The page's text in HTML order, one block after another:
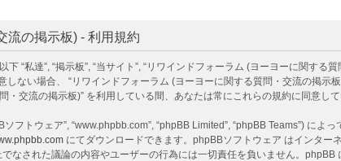
流の掲示板) - 利用規約
“私達”, “掲示板”, “当サイト”, “リワインドフォーラム (ヨーヨーに関す
ない場合、 “リワインドフォーラム (ヨーヨーに関する質問・交流の掲示
交流の掲示板)” を利用している間、あなたは常にこれらの規約に同意して
ソフトウェア”, “www.phpbb.com”, “phpBB Limited”, “phpBB Teams”) によ
にてダウンロードできます。phpBBソフトウェア はインター
なされた議論の内容やユーザーの行為には一切責任を負いません。phpBB